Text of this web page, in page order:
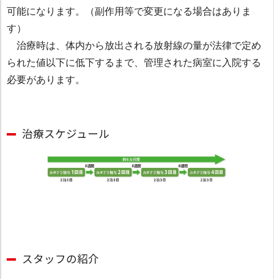
可能になります。（副作用等で変更になる場合はありま
す）
治療時は、体内から放出される放射線の量が法律で定め
られた値以下に低下するまで、管理された病室に入院する
必要があります。
治療スケジュール
スタッフの紹介